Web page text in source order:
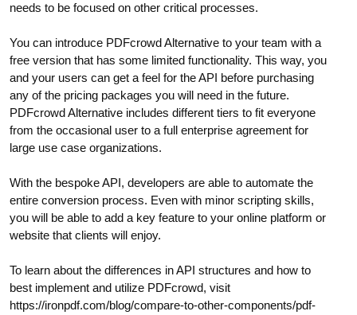
needs to be focused on other critical processes.
You can introduce PDFcrowd Alternative to your team with a
free version that has some limited functionality. This way, you
and your users can get a feel for the API before purchasing
any of the pricing packages you will need in the future.
PDFcrowd Alternative includes different tiers to fit everyone
from the occasional user to a full enterprise agreement for
large use case organizations.
With the bespoke API, developers are able to automate the
entire conversion process. Even with minor scripting skills,
you will be able to add a key feature to your online platform or
website that clients will enjoy.
To learn about the differences in API structures and how to
best implement and utilize PDFcrowd, visit
https://ironpdf.com/blog/compare-to-other-components/pdf-